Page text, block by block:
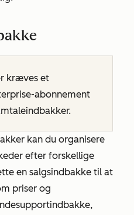
kræves et
abonnement
kan du organisere
efter forskellige
en salgsindbakke til at
priser og